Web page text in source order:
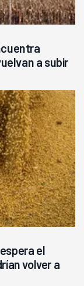
a subir
el
volver a